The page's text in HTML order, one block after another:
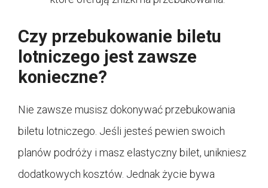
Czy przebukowanie biletu
lotniczego jest zawsze
konieczne?
Nie zawsze musisz dokonywać przebukowania
biletu lotniczego. Jeśli jesteś pewien swoich
planów podróży i masz elastyczny bilet, unikniesz
dodatkowych kosztów. Jednak życie bywa